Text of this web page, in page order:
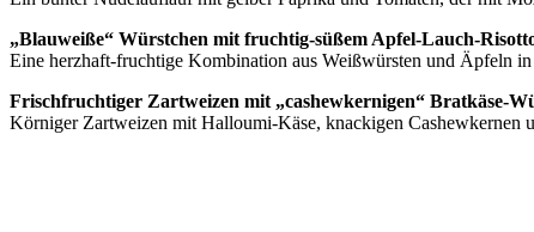
„Blauweiße“ Würstchen mit fruchtig-süßem Apfel-Lauch-
Eine herzhaft-fruchtige Kombination aus Weißwürsten und Äpfeln
Frischfruchtiger Zartweizen mit „cashewkernigen“ Bratkäse-
Körniger Zartweizen mit Halloumi-Käse, knackigen Cashewkernen